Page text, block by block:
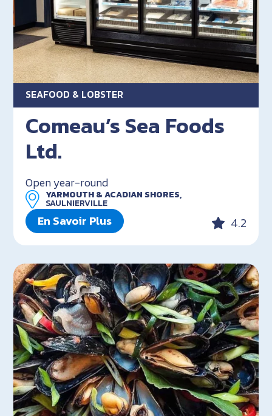
SEAFOOD & LOBSTER
Comeau’s Sea Foods
Ltd.
Open year-round
YARMOUTH & ACADIAN SHORES,
SAULNIERVILLE
En Savoir Plus 4.2